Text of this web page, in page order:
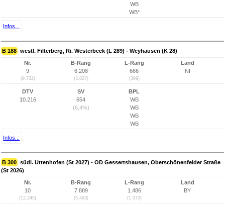
WB
WB*
Infos...
B 188 westl. Filterberg, Ri. Westerbeck (L 289) - Weyhausen (K 28)
Nr.
9
(9.732)
B-Rang
6.208
(3.827)
L-Rang
666
(399)
Land
NI
DTV
10.216
SV
654
(6,4%)
BPL
WB
WB
WB
WB
Infos...
B 300 südl. Uttenhofen (St 2027) - OD Gessertshausen, Oberschönenfelder Straße
(St 2026)
Nr.
10
(12.245)
B-Rang
7.889
(5.493)
L-Rang
1.486
(1.073)
Land
BY